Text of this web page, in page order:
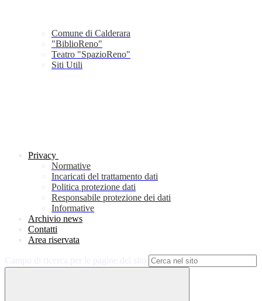
Comune di Calderara
"BiblioReno"
Teatro "SpazioReno"
Siti Utili
Privacy
Normative
Incaricati del trattamento dati
Politica protezione dati
Responsabile protezione dei dati
Informative
Archivio news
Contatti
Area riservata